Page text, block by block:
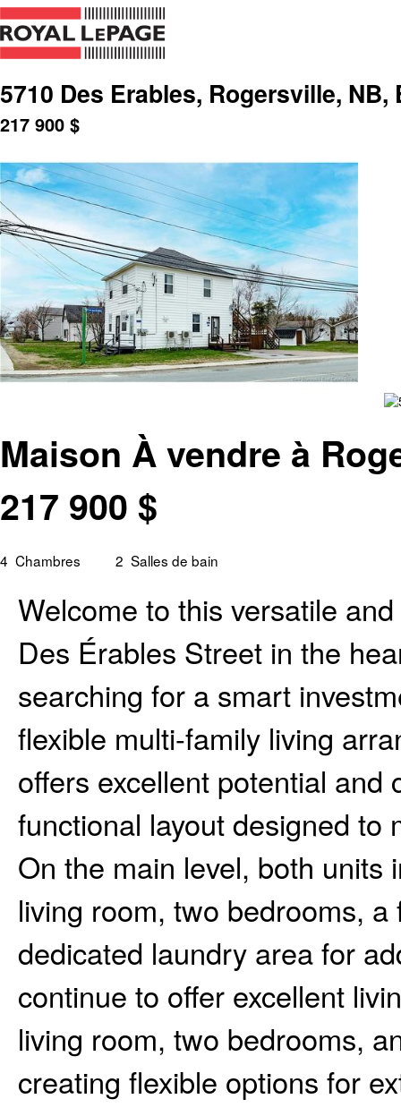
5710 Des Erables, Rogersville, NB,
217 900 $
Maison À vendre à
217 900 $
4 Chambres 2 Salles de bain
Welcome to this versatile
Des Érables Street in the
searching for a smart
flexible multi-family living
offers excellent potential
functional layout designed to
On the main level, both
living room, two bedrooms,
dedicated laundry area for
continue to offer excellent
living room, two bedrooms,
creating flexible options for